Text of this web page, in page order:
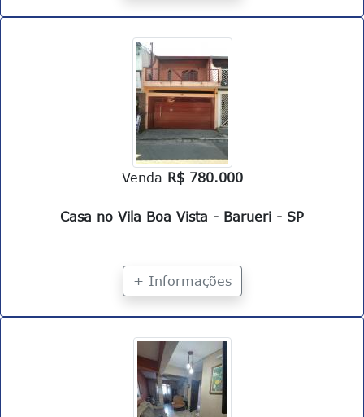
Venda R$ 780.000
Casa no Vila Boa Vista - Barueri - SP
+ Informações